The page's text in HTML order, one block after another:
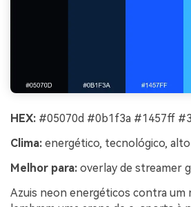
HEX: #05070d #0b1f3a #1457ff
Clima: energético, tecnológico,
Melhor para: overlay de streamer
Azuis neon energéticos contra